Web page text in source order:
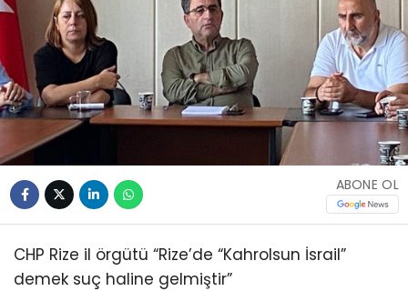
ABONE OL
CHP Rize il örgütü “Rize’de “Kahrolsun İsrail”
demek suç haline gelmiştir”